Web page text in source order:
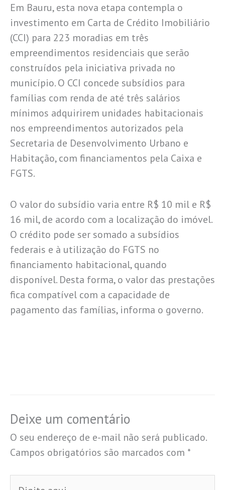
Em Bauru, esta nova etapa contempla o
investimento em Carta de Crédito Imobiliário
(CCI) para 223 moradias em três
empreendimentos residenciais que serão
construídos pela iniciativa privada no
município. O CCI concede subsídios para
famílias com renda de até três salários
mínimos adquirirem unidades habitacionais
nos empreendimentos autorizados pela
Secretaria de Desenvolvimento Urbano e
Habitação, com financiamentos pela Caixa e
FGTS.
O valor do subsídio varia entre R$ 10 mil e R$
16 mil, de acordo com a localização do imóvel.
O crédito pode ser somado a subsídios
federais e à utilização do FGTS no
financiamento habitacional, quando
disponível. Desta forma, o valor das prestações
fica compatível com a capacidade de
pagamento das famílias, informa o governo.
Deixe um comentário
O seu endereço de e-mail não será publicado.
Campos obrigatórios são marcados com *